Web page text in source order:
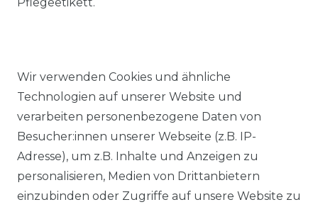
Ähnlicher Artikel
Casa Moda - Herren
Strickjacke in verschiedenen
Farben, S-6XL (004450)
Wir verwenden Cookies und ähnliche
Technologien auf unserer Website und
verarbeiten personenbezogene Daten von
Besucher:innen unserer Webseite (z.B. IP-
Adresse), um z.B. Inhalte und Anzeigen zu
personalisieren, Medien von Drittanbietern
einzubinden oder Zugriffe auf unsere Website zu